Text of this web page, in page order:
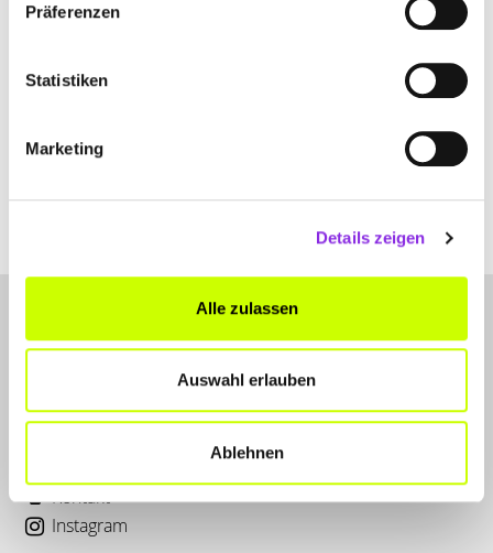
Präferenzen
Statistiken
Marketing
Details zeigen
Alle zulassen
Auswahl erlauben
Ablehnen
Kontakt
Instagram